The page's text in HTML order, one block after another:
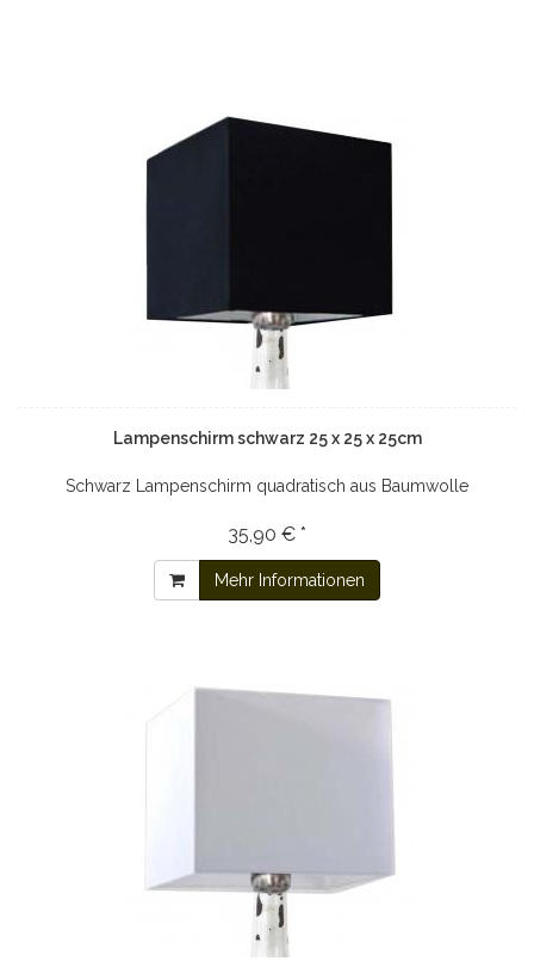
Lampenschirm schwarz 25 x 25 x 25cm
Schwarz Lampenschirm quadratisch aus Baumwolle
35,90 € *
Mehr Informationen